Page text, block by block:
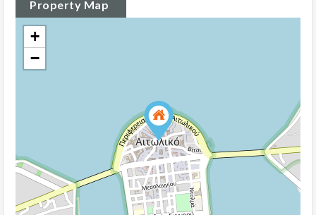
Property Map
+
−